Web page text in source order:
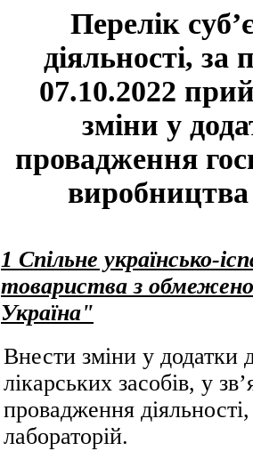
Перелік
діяльності,
07.10.2022
зміни у
провадження
виробництва
1 Спільне українсько-
товариства з
Україна"
Внести зміни у додатки
лікарських засобів, у
провадження
лабораторій.